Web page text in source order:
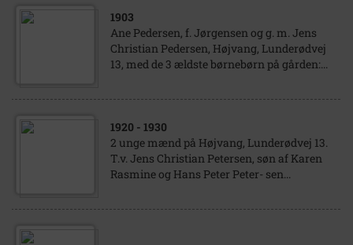
1903
Ane Pedersen, f. Jørgensen og g. m. Jens
Christian Pedersen, Højvang, Lunderødvej
13, med de 3 ældste børnebørn på gården:...
1920 - 1930
2 unge mænd på Højvang, Lunderødvej 13.
T.v. Jens Christian Petersen, søn af Karen
Rasmine og Hans Peter Peter- sen...